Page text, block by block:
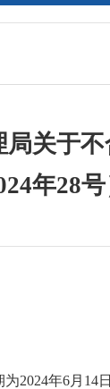
关于
年28号
为2024年6月14